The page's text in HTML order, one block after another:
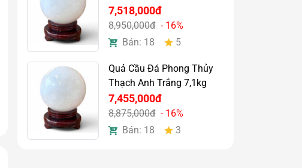
7,518,000đ
8,950,000đ - 16%
Bán: 18
5
Quả Cầu Đá Phong Thủy
Thạch Anh Trắng 7,1kg
7,455,000đ
8,875,000đ - 16%
Bán: 18
3